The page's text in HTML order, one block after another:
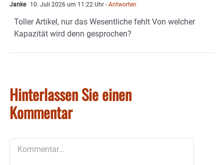
Janke 10. Juli 2026 um 11:22 Uhr - Antworten
Toller Artikel, nur das Wesentliche fehlt Von welcher
Kapazität wird denn gesprochen?
Hinterlassen Sie einen
Kommentar